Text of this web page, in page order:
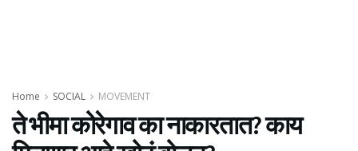
Home SOCIAL MOVEMENT
ते भीमा कोरेगाव का नाकारतात? काय